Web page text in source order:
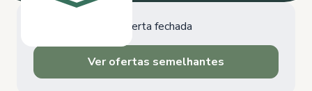
Oferta fechada
Ver ofertas semelhantes